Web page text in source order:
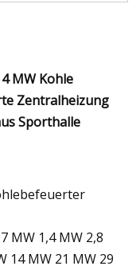
MW Kohle
Zentralheizung
Sporthalle
MW 1,4 MW 2,8
14 MW 21 MW 29